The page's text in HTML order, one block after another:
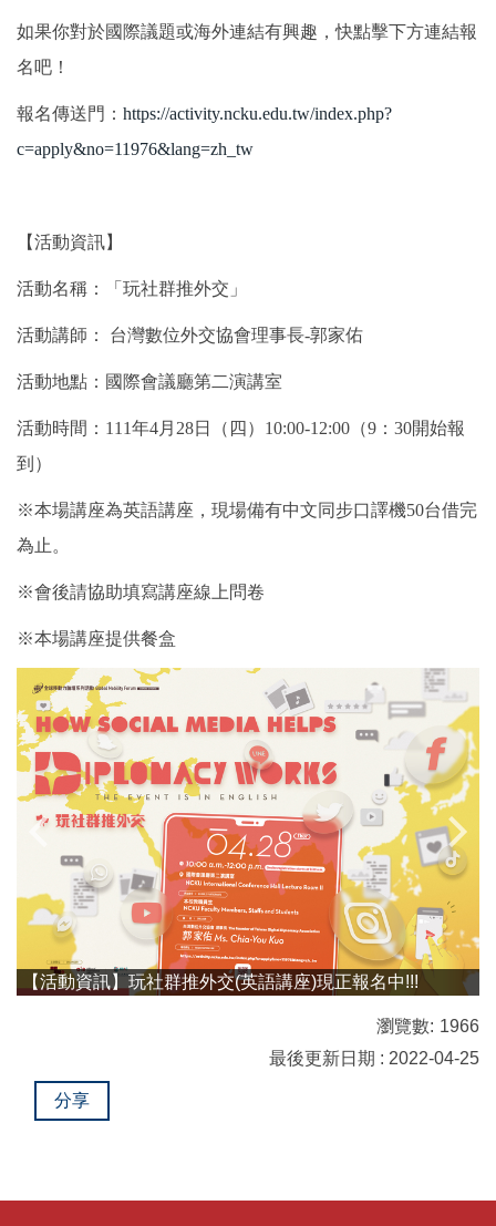
如果你對於國際議題或海外連結有興趣，快點擊下方連結報
名吧！
報名傳送門： https://activity.ncku.edu.tw/index.php?
c=apply&no=11976&lang=zh_tw
【活動資訊】
活動名稱：「玩社群推外交」
活動講師： 台灣數位外交協會理事長-郭家佑
活動地點：國際會議廳第二演講室
活動時間：111年4月28日（四）10:00-12:00（9：30開始報
到）
※本場講座為英語講座，現場備有中文同步口譯機50台借完
為止。
※會後請協助填寫講座線上問卷
※本場講座提供餐盒
【活動資訊】玩社群推外交(英語講座)現正報名中!!!
瀏覽數: 1966
最後更新日期 : 2022-04-25
分享